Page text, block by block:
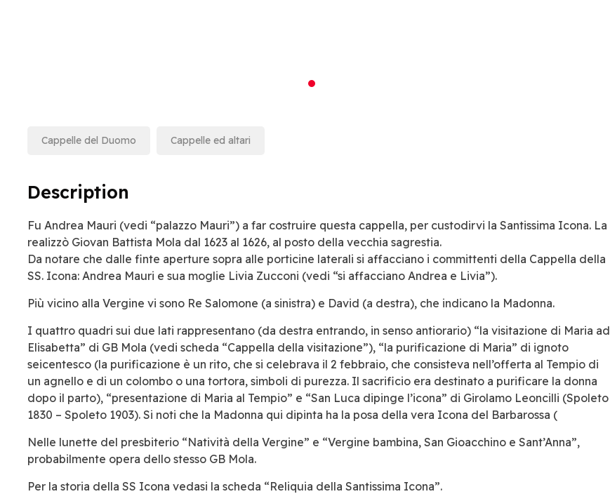
Cappelle del Duomo Cappelle ed altari
Description
Fu Andrea Mauri (vedi “palazzo Mauri”) a far costruire questa cappella, per custodirvi la Santissima Icona. La
realizzò Giovan Battista Mola dal 1623 al 1626, al posto della vecchia sagrestia.
Da notare che dalle finte aperture sopra alle porticine laterali si affacciano i committenti della Cappella della
SS. Icona: Andrea Mauri e sua moglie Livia Zucconi (vedi “si affacciano Andrea e Livia”).
Più vicino alla Vergine vi sono Re Salomone (a sinistra) e David (a destra), che indicano la Madonna.
I quattro quadri sui due lati rappresentano (da destra entrando, in senso antiorario) “la visitazione di Maria ad
Elisabetta” di GB Mola (vedi scheda “Cappella della visitazione”), “la purificazione di Maria” di ignoto
seicentesco (la purificazione è un rito, che si celebrava il 2 febbraio, che consisteva nell’offerta al Tempio di
un agnello e di un colombo o una tortora, simboli di purezza. Il sacrificio era destinato a purificare la donna
dopo il parto), “presentazione di Maria al Tempio” e “San Luca dipinge l’icona” di Girolamo Leoncilli (Spoleto
1830 – Spoleto 1903). Si noti che la Madonna qui dipinta ha la posa della vera Icona del Barbarossa (
Nelle lunette del presbiterio “Natività della Vergine” e “Vergine bambina, San Gioacchino e Sant’Anna”,
probabilmente opera dello stesso GB Mola.
Per la storia della SS Icona vedasi la scheda “Reliquia della Santissima Icona”.